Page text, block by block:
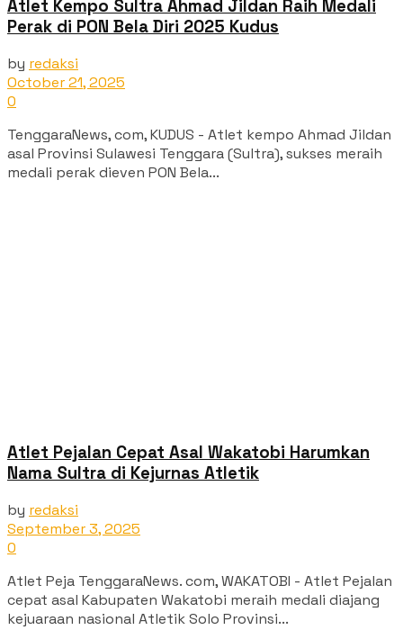
Atlet Kempo Sultra Ahmad Jildan Raih Medali
Perak di PON Bela Diri 2025 Kudus
by redaksi
October 21, 2025
0
TenggaraNews, com, KUDUS - Atlet kempo Ahmad Jildan
asal Provinsi Sulawesi Tenggara (Sultra), sukses meraih
medali perak dieven PON Bela...
Atlet Pejalan Cepat Asal Wakatobi Harumkan
Nama Sultra di Kejurnas Atletik
by redaksi
September 3, 2025
0
Atlet Peja TenggaraNews. com, WAKATOBI - Atlet Pejalan
cepat asal Kabupaten Wakatobi meraih medali diajang
kejuaraan nasional Atletik Solo Provinsi...